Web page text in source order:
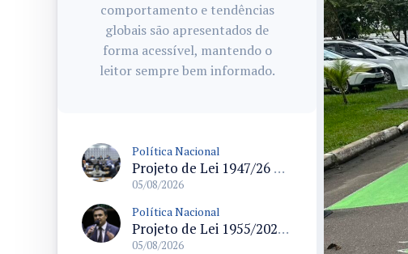
comportamento e tendências
globais são apresentados de
forma acessível, mantendo o
leitor sempre bem informado.
Política Nacional
Projeto de Lei 1947/26 propõe fim de margens para cartão de crédito e consignado do INSS
05/08/2026
Política Nacional
Projeto de Lei 1955/2026 propõe criação de geração livre de fumo ao restringir venda de vapes a nascidos desde 1º de janeiro de 2009
05/08/2026